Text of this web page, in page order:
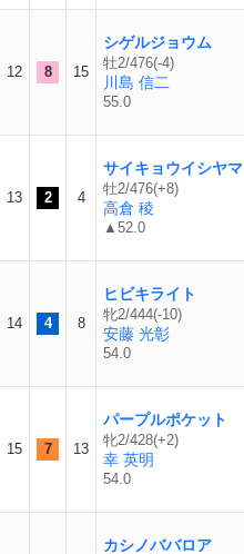
12 8 15
シゲルジョウム
牡2/476(-4)
川島 信二
55.0
13 2 4
サイキョウイシヤマ
牡2/476(+8)
高倉 稜
▲52.0
14 4 8
ヒビキライト
牝2/444(-10)
安藤 光彰
54.0
15 7 13
パープルポケット
牝2/428(+2)
幸 英明
54.0
カシノババロア